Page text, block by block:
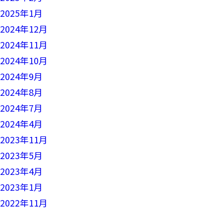
2025年1月
2024年12月
2024年11月
2024年10月
2024年9月
2024年8月
2024年7月
2024年4月
2023年11月
2023年5月
2023年4月
2023年1月
2022年11月